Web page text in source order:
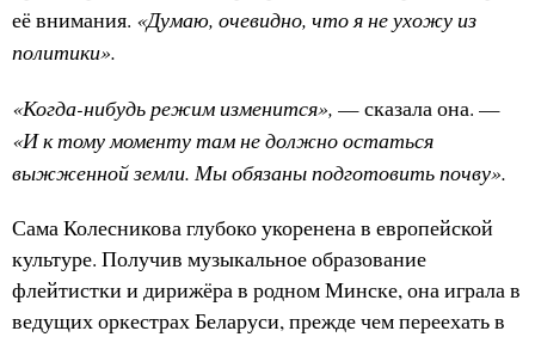
её внимания. «Думаю, очевидно, что я не ухожу из
политики».
«Когда-нибудь режим изменится», — сказала она. —
«И к тому моменту там не должно остаться
выжженной земли. Мы обязаны подготовить почву».
Сама Колесникова глубоко укоренена в европейской
культуре. Получив музыкальное образование
флейтистки и дирижёра в родном Минске, она играла в
ведущих оркестрах Беларуси, прежде чем переехать в